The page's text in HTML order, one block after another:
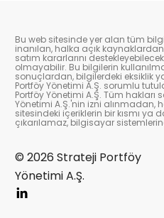
Bu web sitesinde yer alan tüm
inanılan, halka açık
satım kararlarını
olmayabilir. Bu bilgilerin
sonuçlardan, bilgilerdeki eksiklik
Portföy Yönetimi A.Ş. sorumlu
Portföy Yönetimi A.Ş. Tüm hakları
Yönetimi A.Ş.'nin izni alınmadan,
sitesindeki içeriklerin bir kısmı ya
çıkarılamaz, bilgisayar
© 2026 Strateji Portföy
Yönetimi A.Ş.